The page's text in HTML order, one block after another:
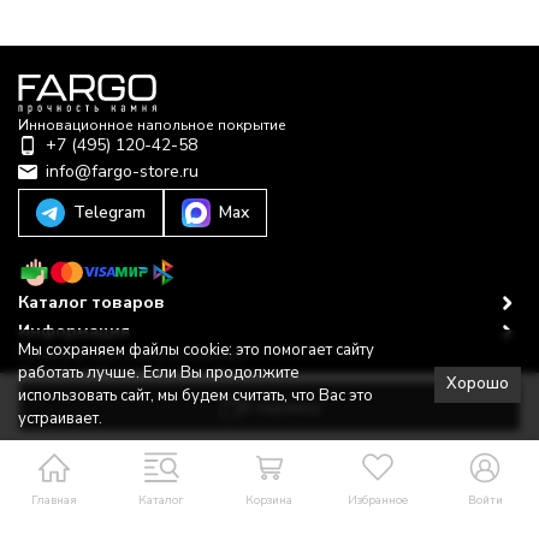
В корзину
Главная Каталог Корзина Избранное Войти
Инновационное напольное покрытие
+7 (495) 120-42-58
info@fargo-store.ru
Telegram
Max
Каталог товаров
Информация
Политика персональных данных
© 2022–2025-2026 © Fargo Store
Разработано вbodysite.ru
Мы сохраняем файлы cookie: это помогает сайту
работать лучше. Если Вы продолжите
использовать сайт, мы будем считать, что Вас это
устраивает.
Хорошо